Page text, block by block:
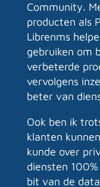
Community.
producten als
Librenms
gebruiken om
verbeterde
vervolgens
beter van
Ook ben ik
klanten
kunde over
diensten
bit van de